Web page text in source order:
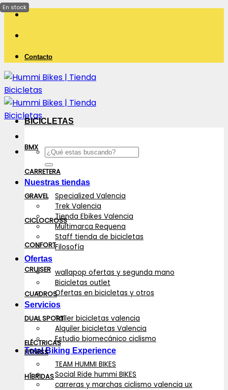
Saltar
contenido
Contacto
Buscar
por:
Nuestras tiendas
Specialized Valencia
Trek Valencia
Tienda Ebikes Valencia
Multimarca Requena
Staff tienda de bicicletas
Filosofía
Ofertas
wallapop ofertas y segunda mano
Bicicletas outlet
Ofertas en bicicletas y otros
Servicios
Taller bicicletas valencia
Alquiler bicicletas Valencia
Estudio biomecánico ciclismo
Total Biking Experience
TEAM HUMMI BIKES
Social Ride hummi BIKES
carreras y marchas ciclismo valencia ux
BICICLETAS
BMX
CARRETERA
GRAVEL
CICLOCROSS
CONFORT
CRUISER
CUADROS
DUAL SPORT
ELÉCTRICAS
FITNESS
HÍBRIDAS